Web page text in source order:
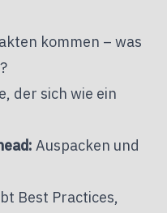
kommen – was
der sich wie ein
Auspacken und
Best Practices,